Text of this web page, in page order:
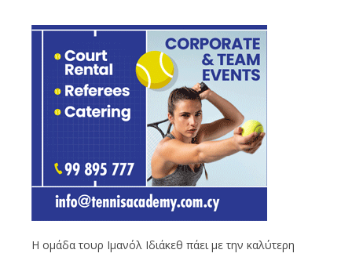
Η ομάδα τουρ Ιμανόλ Ιδιάκεθ πάει με την καλύτερη